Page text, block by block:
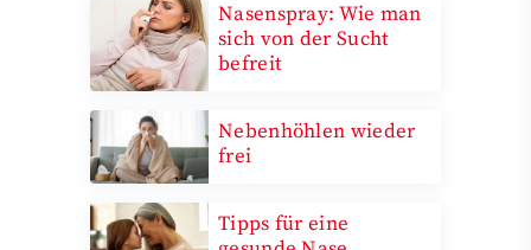
Nasenspray: Wie man
sich von der Sucht
befreit
Nebenhöhlen wieder
frei
Tipps für eine